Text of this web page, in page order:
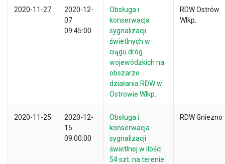
2020-11-27
2020-12-
07
09:45:00
Obsługa i
konserwacja
sygnalizacji
świetlnych w
ciągu dróg
wojewódzkich na
obszarze
działania RDW w
Ostrowie Wlkp.
RDW Ostrów
Wlkp.
2020-11-25
2020-12-
15
09:00:00
Obsługa i
konserwacja
sygnalizacji
świetlnej w ilości
54 szt. na terenie
RDW Gniezno